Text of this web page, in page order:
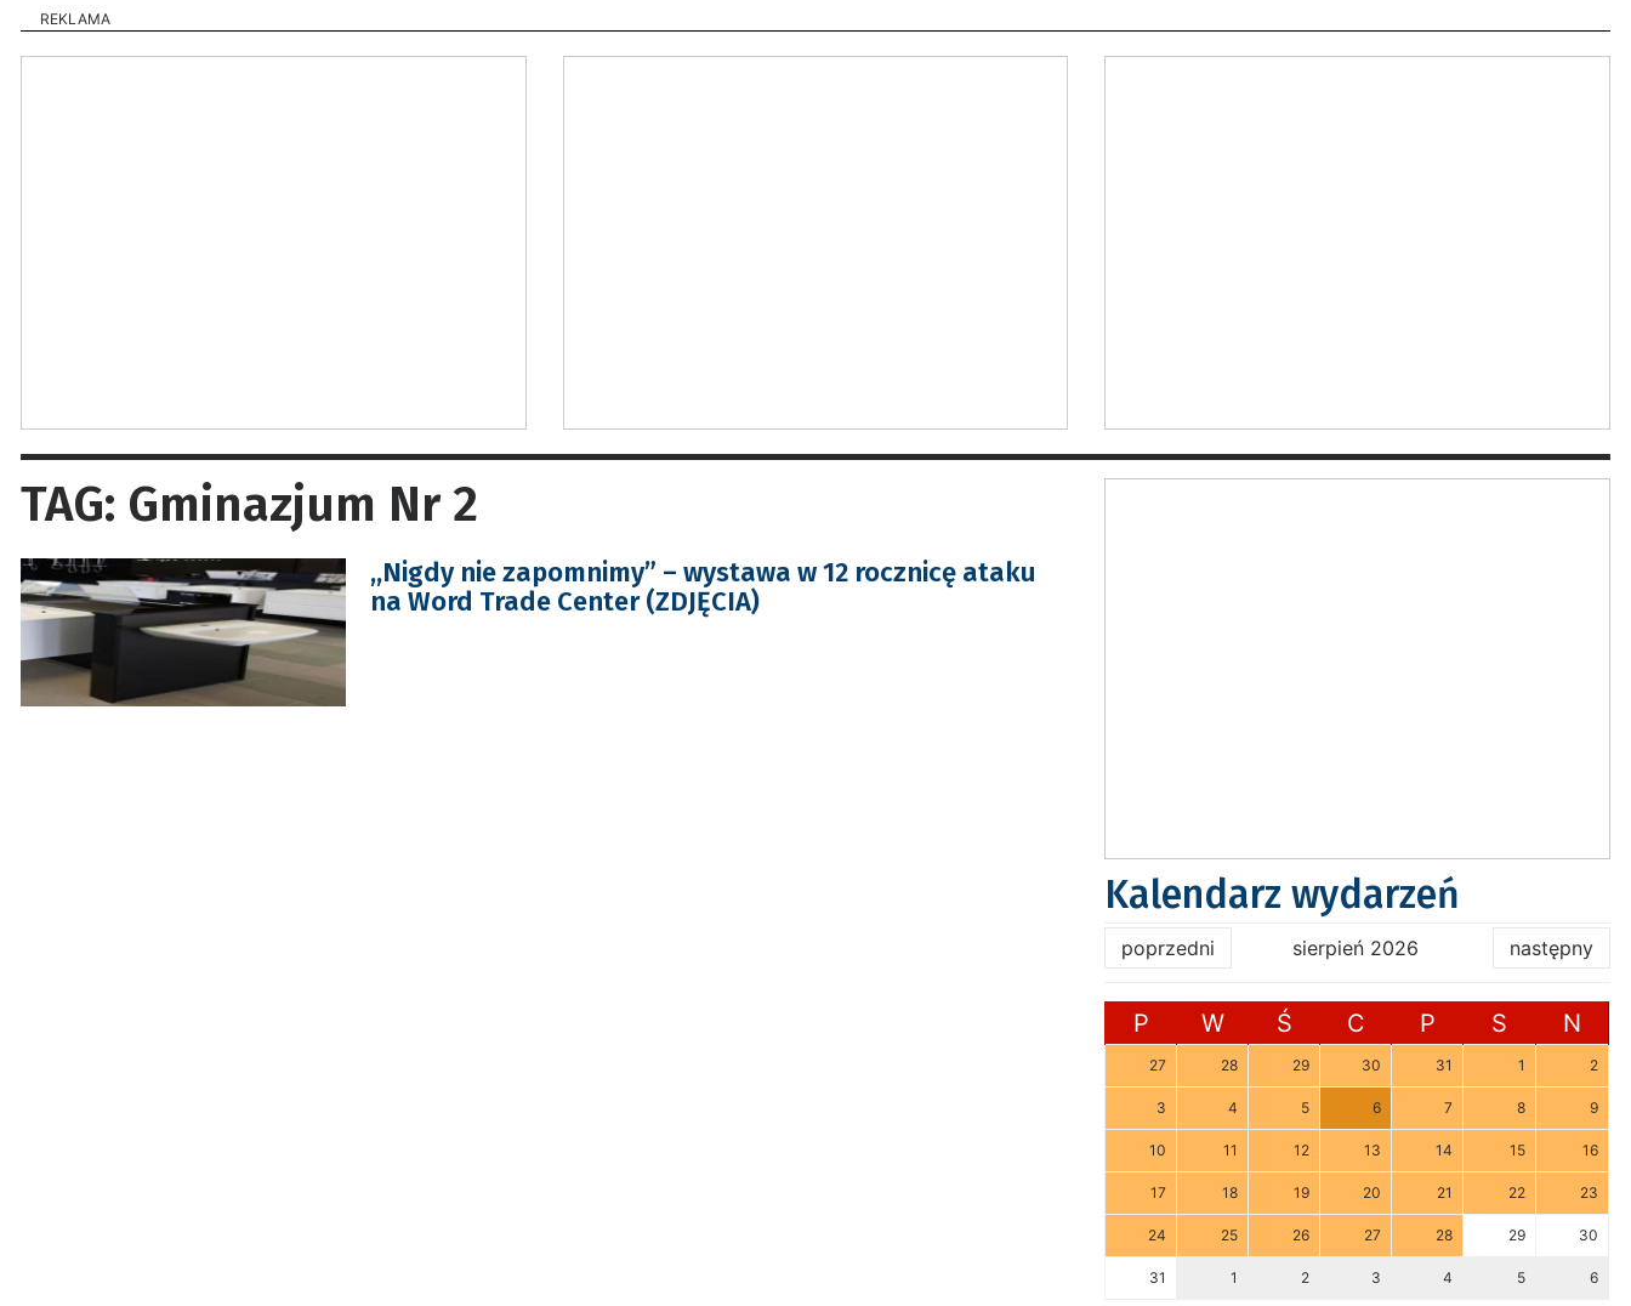
REKLAMA
TAG: Gminazjum Nr 2
,,Nigdy nie zapomnimy” – wystawa w 12 rocznicę ataku
na Word Trade Center (ZDJĘCIA)
Kalendarz wydarzeń
poprzedni sierpień 2026 następny
P W Ś C P S N
27 28 29 30 31 1 2
3 4 5 6 7 8 9
10 11 12 13 14 15 16
17 18 19 20 21 22 23
24 25 26 27 28 29 30
31 1 2 3 4 5 6